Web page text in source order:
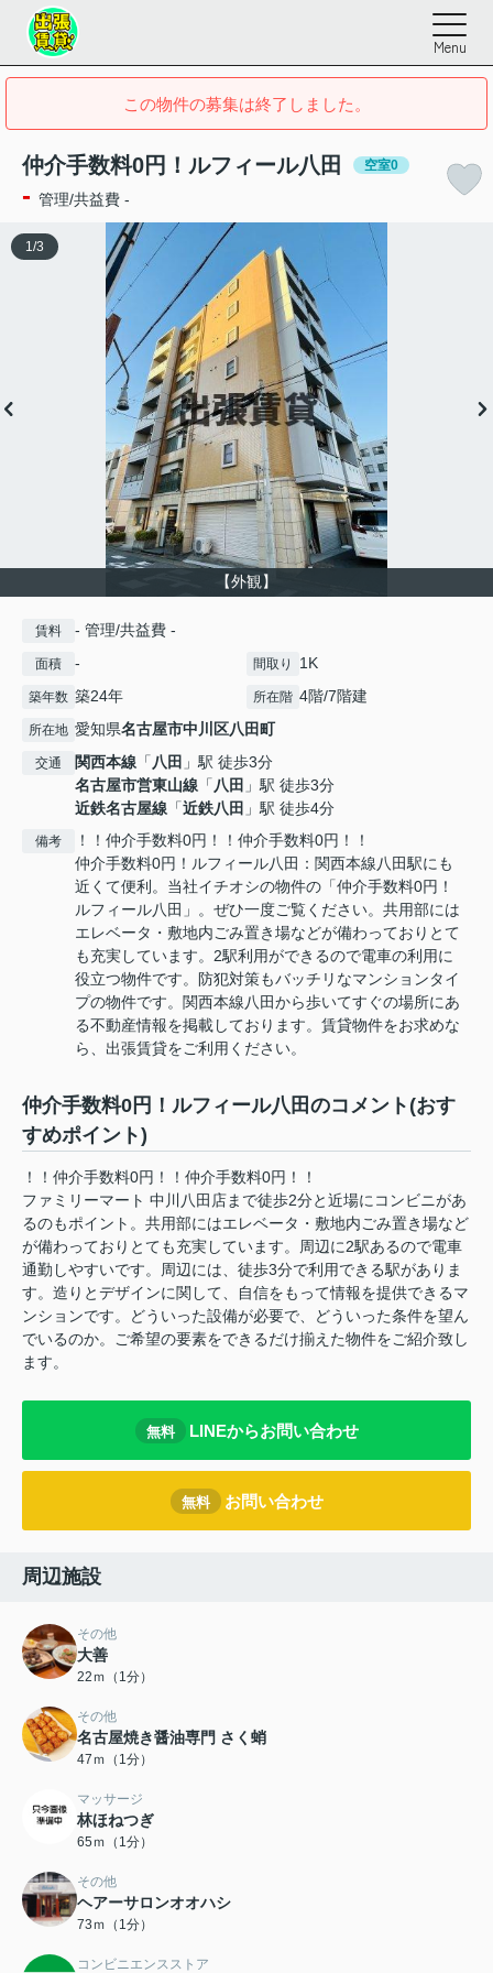
Menu
この物件の募集は終了しました。
仲介手数料0円！ルフィール八田 空室0
- 管理/共益費 -
【外観】
1 /3
賃料 - 管理/共益費 -
面積 - 間取り 1K
築年数 築24年 所在階 4階/7階建
所在地 愛知県名古屋市中川区八田町
交通 関西本線 「 八田 」駅 徒歩3分
名古屋市営東山線 「 八田 」駅 徒歩3分
近鉄名古屋線 「近鉄八田 」駅 徒歩4分
備考
！！仲介手数料0円！！仲介手数料0円！！
仲介手数料0円！ルフィール八田：関西本線八田駅にも
近くて便利。当社イチオシの物件の「仲介手数料0円！
ルフィール八田」。ぜひ一度ご覧ください。共用部には
エレベータ・敷地内ごみ置き場などが備わっておりとて
も充実しています。2駅利用ができるので電車の利用に
役立つ物件です。防犯対策もバッチリなマンションタイ
プの物件です。関西本線八田から歩いてすぐの場所にあ
る不動産情報を掲載しております。賃貸物件をお求めな
ら、出張賃貸をご利用ください。
仲介手数料0円！ルフィール八田のコメント(おす
すめポイント)
！！仲介手数料0円！！仲介手数料0円！！
ファミリーマート 中川八田店まで徒歩2分と近場にコンビニがあ
るのもポイント。共用部にはエレベータ・敷地内ごみ置き場など
が備わっておりとても充実しています。周辺に2駅あるので電車
通勤しやすいです。周辺には、徒歩3分で利用できる駅がありま
す。造りとデザインに関して、自信をもって情報を提供できるマ
ンションです。どういった設備が必要で、どういった条件を望ん
でいるのか。ご希望の要素をできるだけ揃えた物件をご紹介致し
ます。
無料 LINEからお問い合わせ
無料 お問い合わせ
周辺施設
その他
大善
22ｍ（1分）
その他
名古屋焼き醤油専門 さく蛸
47ｍ（1分）
マッサージ
林ほねつぎ
65ｍ（1分）
その他
ヘアーサロンオオハシ
73ｍ（1分）
コンビニエンスストア